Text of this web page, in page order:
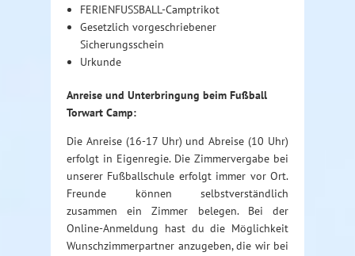
FERIENFUSSBALL-Camptrikot
Gesetzlich vorgeschriebener
Sicherungsschein
Urkunde
Anreise und Unterbringung beim Fußball
Torwart Camp:
Die Anreise (16-17 Uhr) und Abreise (10 Uhr)
erfolgt in Eigenregie. Die Zimmervergabe bei
unserer Fußballschule erfolgt immer vor Ort.
Freunde können selbstverständlich
zusammen ein Zimmer belegen. Bei der
Online-Anmeldung hast du die Möglichkeit
Wunschzimmerpartner anzugeben, die wir bei